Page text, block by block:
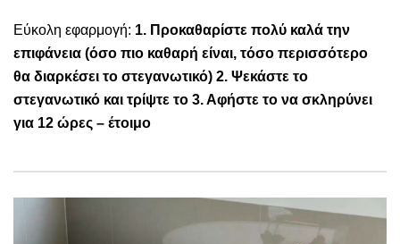
Εύκολη εφαρμογή: 1. Προκαθαρίστε πολύ καλά την
επιφάνεια (όσο πιο καθαρή είναι, τόσο περισσότερο
θα διαρκέσει το στεγανωτικό) 2. Ψεκάστε το
στεγανωτικό και τρίψτε το 3. Αφήστε το να σκληρύνει
για 12 ώρες – έτοιμο